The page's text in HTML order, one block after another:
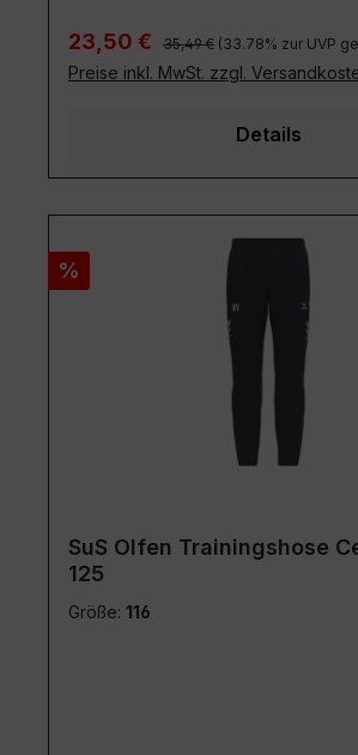
Verkaufspreis:
23,50 € Regulärer Preis:
35,49 € (33.78% zur UVP
Preise inkl. MwSt. zzgl.
Details
Rabatt
%
SuS Olfen Trainingshose
125
Größe: 116